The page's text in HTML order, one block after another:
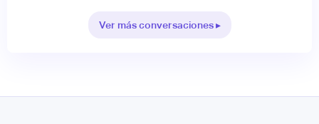
Ver más conversaciones ▸